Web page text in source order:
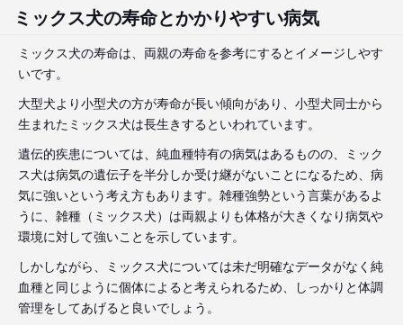
ミックス犬の寿命とかかりやすい病気
ミックス犬の寿命は、両親の寿命を参考にするとイメージしやす
いです。
大型犬より小型犬の方が寿命が長い傾向があり、小型犬同士から
生まれたミックス犬は長生きするといわれています。
遺伝的疾患については、純血種特有の病気はあるものの、ミック
ス犬は病気の遺伝子を半分しか受け継がないことになるため、病
気に強いという考え方もあります。雑種強勢という言葉があるよ
うに、雑種（ミックス犬）は両親よりも体格が大きくなり病気や
環境に対して強いことを示しています。
しかしながら、ミックス犬については未だ明確なデータがなく純
血種と同じように個体によると考えられるため、しっかりと体調
管理をしてあげると良いでしょう。